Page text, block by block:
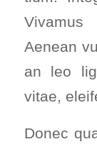
Aene­an
an leo
vitae,
Donec